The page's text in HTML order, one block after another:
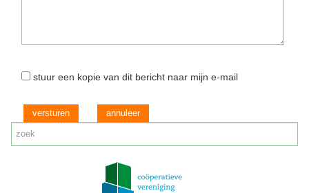
stuur een kopie van dit bericht naar mijn e-mail
versturen